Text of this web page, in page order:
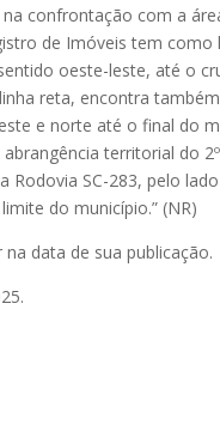
confrontação com a
de Imóveis tem como
oeste-leste, até o
reta, encontra
e norte até o final do
territorial do
Rodovia SC-283, pelo
do município.” (NR)
data de sua publicação.